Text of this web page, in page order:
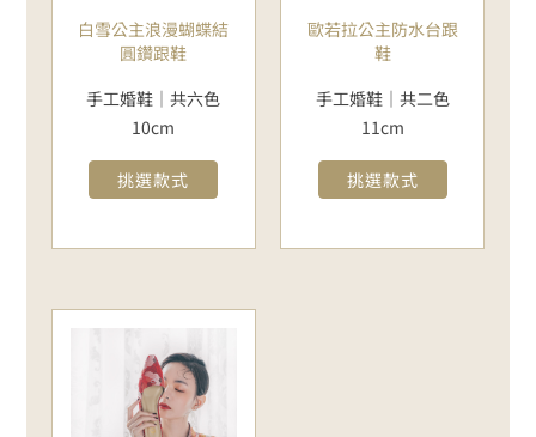
白雪公主浪漫蝴蝶結
圓鑽跟鞋
手工婚鞋｜共六色
10cm
挑選款式
歐若拉公主防水台跟
鞋
手工婚鞋｜共二色
11cm
挑選款式